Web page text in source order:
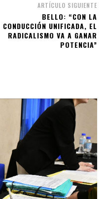
ARTÍCULO SIGUIENTE
BELLO: “CON LA
CONDUCCIÓN UNIFICADA, EL
RADICALISMO VA A GANAR
POTENCIA”